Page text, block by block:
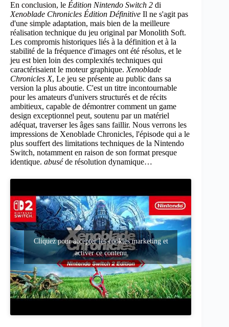
En conclusion, le Édition Nintendo Switch 2 di
Xenoblade Chronicles Édition Définitive Il ne s'agit pas
d'une simple adaptation, mais bien de la meilleure
réalisation technique du jeu original par Monolith Soft.
Les compromis historiques liés à la définition et à la
stabilité de la fréquence d'images ont été résolus, et le
jeu est bien loin des complexités techniques qui
caractérisaient le moteur graphique. Xenoblade
Chronicles X, Le jeu se présente au public dans sa
version la plus aboutie. C'est un titre incontournable
pour les amateurs d'univers structurés et de récits
ambitieux, capable de démontrer comment un game
design exceptionnel peut, soutenu par un matériel
adéquat, traverser les âges sans faillir. Nous verrons les
impressions de Xenoblade Chronicles, l'épisode qui a le
plus souffert des limitations techniques de la Nintendo
Switch, notamment en raison de son format presque
identique. abuséde résolution dynamique…
Cliquez pour accepter les cookies marketing et
activer ce contenu